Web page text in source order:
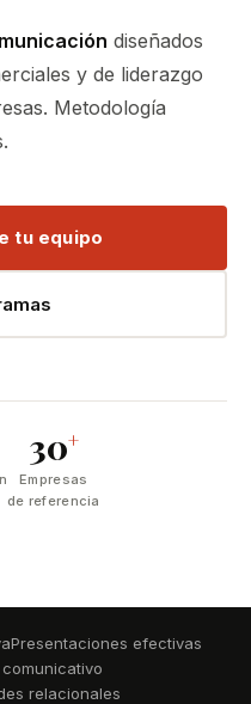
diseñados
y de liderazgo
Metodología
tu equipo
30+
Empresas
de referencia
Presentaciones efectivas
relacionales